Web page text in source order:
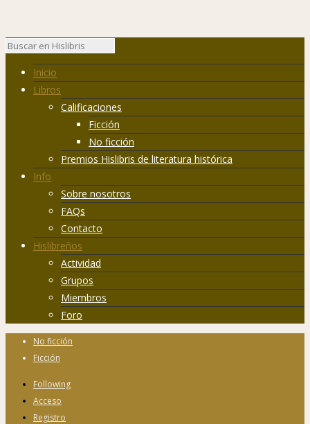
Inicio
Libros
Calificaciones
Ficción
No ficción
Premios Hislibris de literatura histórica
Info
Sobre nosotros
FAQs
Contacto
Hislibreños
Actividad
Grupos
Miembros
Foro
No ficción
Ficción
Following
Acceso
Registro